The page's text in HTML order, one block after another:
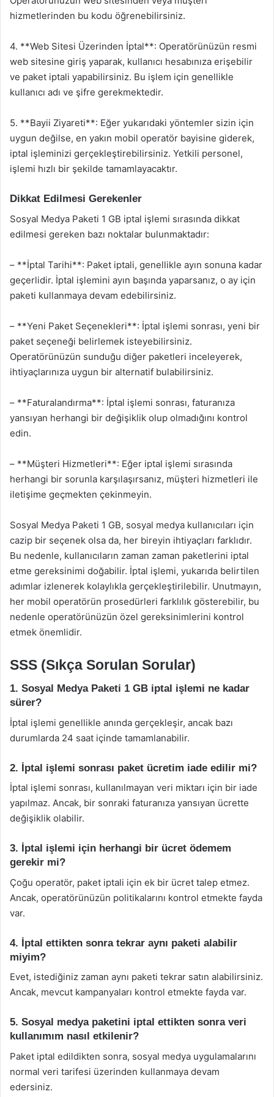
hizmetlerinden bu kodu öğrenebilirsiniz.
4. **Web Sitesi Üzerinden İptal**: Operatörünüzün resmi
web sitesine giriş yaparak, kullanıcı hesabınıza erişebilir
ve paket iptali yapabilirsiniz. Bu işlem için genellikle
kullanıcı adı ve şifre gerekmektedir.
5. **Bayii Ziyareti**: Eğer yukarıdaki yöntemler sizin için
uygun değilse, en yakın mobil operatör bayisine giderek,
iptal işleminizi gerçekleştirebilirsiniz. Yetkili personel,
işlemi hızlı bir şekilde tamamlayacaktır.
Dikkat Edilmesi Gerekenler
Sosyal Medya Paketi 1 GB iptal işlemi sırasında dikkat
edilmesi gereken bazı noktalar bulunmaktadır:
– **İptal Tarihi**: Paket iptali, genellikle ayın sonuna kadar
geçerlidir. İptal işlemini ayın başında yaparsanız, o ay için
paketi kullanmaya devam edebilirsiniz.
– **Yeni Paket Seçenekleri**: İptal işlemi sonrası, yeni bir
paket seçeneği belirlemek isteyebilirsiniz.
Operatörünüzün sunduğu diğer paketleri inceleyerek,
ihtiyaçlarınıza uygun bir alternatif bulabilirsiniz.
– **Faturalandırma**: İptal işlemi sonrası, faturanıza
yansıyan herhangi bir değişiklik olup olmadığını kontrol
edin.
– **Müşteri Hizmetleri**: Eğer iptal işlemi sırasında
herhangi bir sorunla karşılaşırsanız, müşteri hizmetleri ile
iletişime geçmekten çekinmeyin.
Sosyal Medya Paketi 1 GB, sosyal medya kullanıcıları için
cazip bir seçenek olsa da, her bireyin ihtiyaçları farklıdır.
Bu nedenle, kullanıcıların zaman zaman paketlerini iptal
etme gereksinimi doğabilir. İptal işlemi, yukarıda belirtilen
adımlar izlenerek kolaylıkla gerçekleştirilebilir. Unutmayın,
her mobil operatörün prosedürleri farklılık gösterebilir, bu
nedenle operatörünüzün özel gereksinimlerini kontrol
etmek önemlidir.
SSS (Sıkça Sorulan Sorular)
1. Sosyal Medya Paketi 1 GB iptal işlemi ne kadar
sürer?
İptal işlemi genellikle anında gerçekleşir, ancak bazı
durumlarda 24 saat içinde tamamlanabilir.
2. İptal işlemi sonrası paket ücretim iade edilir mi?
İptal işlemi sonrası, kullanılmayan veri miktarı için bir iade
yapılmaz. Ancak, bir sonraki faturanıza yansıyan ücrette
değişiklik olabilir.
3. İptal işlemi için herhangi bir ücret ödemem
gerekir mi?
Çoğu operatör, paket iptali için ek bir ücret talep etmez.
Ancak, operatörünüzün politikalarını kontrol etmekte fayda
var.
4. İptal ettikten sonra tekrar aynı paketi alabilir
miyim?
Evet, istediğiniz zaman aynı paketi tekrar satın alabilirsiniz.
Ancak, mevcut kampanyaları kontrol etmekte fayda var.
5. Sosyal medya paketini iptal ettikten sonra veri
kullanımım nasıl etkilenir?
Paket iptal edildikten sonra, sosyal medya uygulamalarını
normal veri tarifesi üzerinden kullanmaya devam
edersiniz.